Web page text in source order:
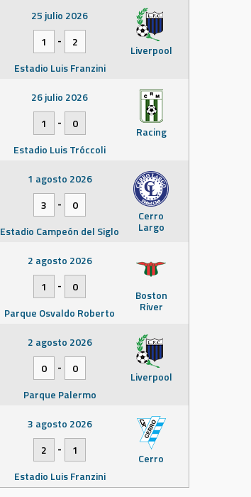
Liverpool
25 julio 2026
1
-
2
Estadio Luis Franzini
Racing
26 julio 2026
1
-
0
Estadio Luis Tróccoli
Cerro
Largo
1 agosto 2026
3
-
0
Estadio Campeón del Siglo
Boston
River
2 agosto 2026
1
-
0
Parque Osvaldo Roberto
Liverpool
2 agosto 2026
0
-
0
Parque Palermo
Cerro
3 agosto 2026
2
-
1
Estadio Luis Franzini